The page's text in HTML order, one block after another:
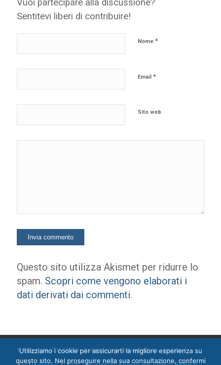
Vuoi partecipare alla discussione?
Sentitevi liberi di contribuire!
Nome *
Email *
Sito web
Questo sito utilizza Akismet per ridurre lo
spam. Scopri come vengono elaborati i
dati derivati dai commenti.
© Copyright 2015-2024 by Ossigeno per l'informazione [privacy]
Utilizziamo i cookie per assicurarti la migliore esperienza su
questo sito. Nel proseguire nella sua consultazione, confermi